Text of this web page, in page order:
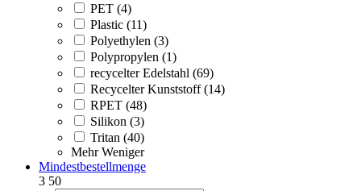
PET (4)
Plastic (11)
Polyethylen (3)
Polypropylen (1)
recycelter Edelstahl (69)
Recycelter Kunststoff (14)
RPET (48)
Silikon (3)
Tritan (40)
Mehr Weniger
Mindestbestellmenge
3 50